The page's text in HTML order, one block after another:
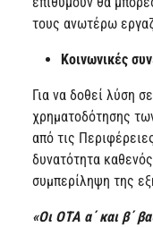
τους ανωτέρω
Κοινωνικές
Για να δοθεί λύση
χρηματοδότησης
από τις
δυνατότητα
συμπερίληψη της
«Οι ΟΤΑ α΄ και β΄